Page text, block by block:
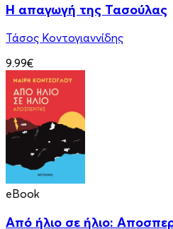
Η απαγωγή της Τασούλας
Τάσος Κοντογιαννίδης
9.99€
eBook
Από ήλιο σε ήλιο: